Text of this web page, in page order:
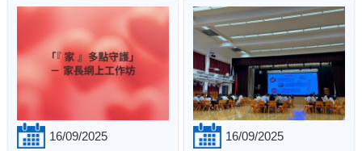
16/09/2025 16/09/2025